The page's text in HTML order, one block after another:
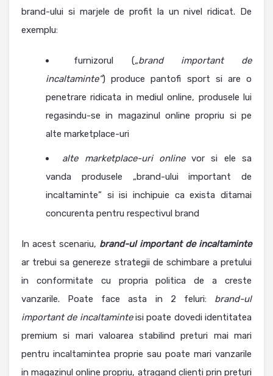
brand-ului si marjele de profit la un nivel ridicat. De
exemplu:
furnizorul („brand important de
incaltaminte”) produce pantofi sport si are o
penetrare ridicata in mediul online, produsele lui
regasindu-se in magazinul online propriu si pe
alte marketplace-uri
alte marketplace-uri onlinevor si ele sa
vanda produsele „brand-ului important de
incaltaminte” si isi inchipuie ca exista ditamai
concurenta pentru respectivul brand
In acest scenariu, brand-ul important de incaltaminte
ar trebui sa genereze strategii de schimbare a pretului
in conformitate cu propria politica de a creste
vanzarile. Poate face asta in 2 feluri: brand-ul
important de incaltaminteisi poate dovedi identitatea
premium si mari valoarea stabilind preturi mai mari
pentru incaltamintea proprie sau poate mari vanzarile
in magazinul online propriu, atragand clienti prin preturi